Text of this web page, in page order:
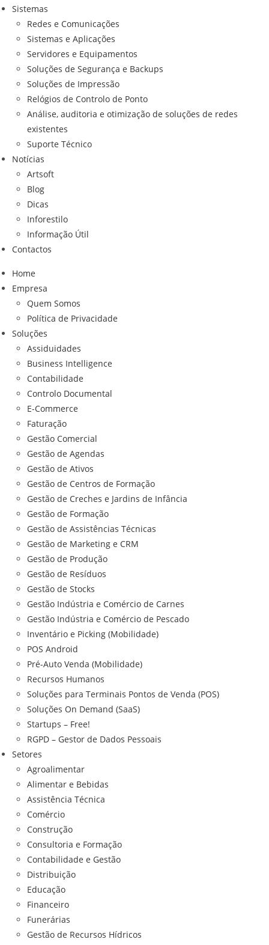
Sistemas
Redes e Comunicações
Sistemas e Aplicações
Servidores e Equipamentos
Soluções de Segurança e Backups
Soluções de Impressão
Relógios de Controlo de Ponto
Análise, auditoria e otimização de soluções de redes
existentes
Suporte Técnico
Notícias
Artsoft
Blog
Dicas
Inforestilo
Informação Útil
Contactos
Home
Empresa
Quem Somos
Política de Privacidade
Soluções
Assiduidades
Business Intelligence
Contabilidade
Controlo Documental
E-Commerce
Faturação
Gestão Comercial
Gestão de Agendas
Gestão de Ativos
Gestão de Centros de Formação
Gestão de Creches e Jardins de Infância
Gestão de Formação
Gestão de Assistências Técnicas
Gestão de Marketing e CRM
Gestão de Produção
Gestão de Resíduos
Gestão de Stocks
Gestão Indústria e Comércio de Carnes
Gestão Indústria e Comércio de Pescado
Inventário e Picking (Mobilidade)
POS Android
Pré-Auto Venda (Mobilidade)
Recursos Humanos
Soluções para Terminais Pontos de Venda (POS)
Soluções On Demand (SaaS)
Startups – Free!
RGPD – Gestor de Dados Pessoais
Setores
Agroalimentar
Alimentar e Bebidas
Assistência Técnica
Comércio
Construção
Consultoria e Formação
Contabilidade e Gestão
Distribuição
Educação
Financeiro
Funerárias
Gestão de Recursos Hídricos